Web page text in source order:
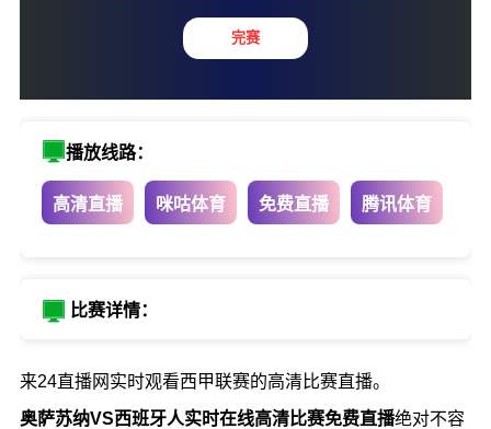
:
完赛
播放线路：
高清直播 咪咕体育 免费直播 腾讯体育
比赛详情：
来24直播网实时观看西甲联赛的高清比赛直播。
奥萨苏纳VS西班牙人实时在线高清比赛免费直播绝对不容